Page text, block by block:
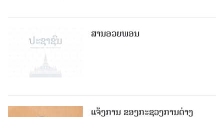
ສານອວຍພອນ
ແຈ້ງການ ຂອງກະຊວງການຕ່າງ